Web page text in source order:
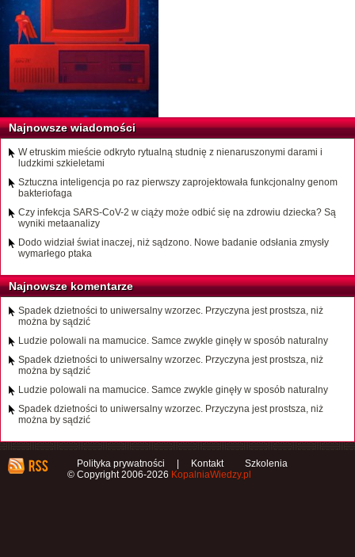
Najnowsze wiadomości
W etruskim mieście odkryto rytualną studnię z nienaruszonymi darami i
ludzkimi szkieletami
Sztuczna inteligencja po raz pierwszy zaprojektowała funkcjonalny genom
bakteriofaga
Czy infekcja SARS-CoV-2 w ciąży może odbić się na zdrowiu dziecka? Są
wyniki metaanalizy
Dodo widział świat inaczej, niż sądzono. Nowe badanie odsłania zmysły
wymarłego ptaka
Najnowsze komentarze
Spadek dzietności to uniwersalny wzorzec. Przyczyna jest prostsza, niż
można by sądzić
Ludzie polowali na mamucice. Samce zwykle ginęły w sposób naturalny
Spadek dzietności to uniwersalny wzorzec. Przyczyna jest prostsza, niż
można by sądzić
Ludzie polowali na mamucice. Samce zwykle ginęły w sposób naturalny
Spadek dzietności to uniwersalny wzorzec. Przyczyna jest prostsza, niż
można by sądzić
Polityka prywatności Kontakt
Szkolenia
© Copyright 2006-2026 KopalniaWiedzy.pl